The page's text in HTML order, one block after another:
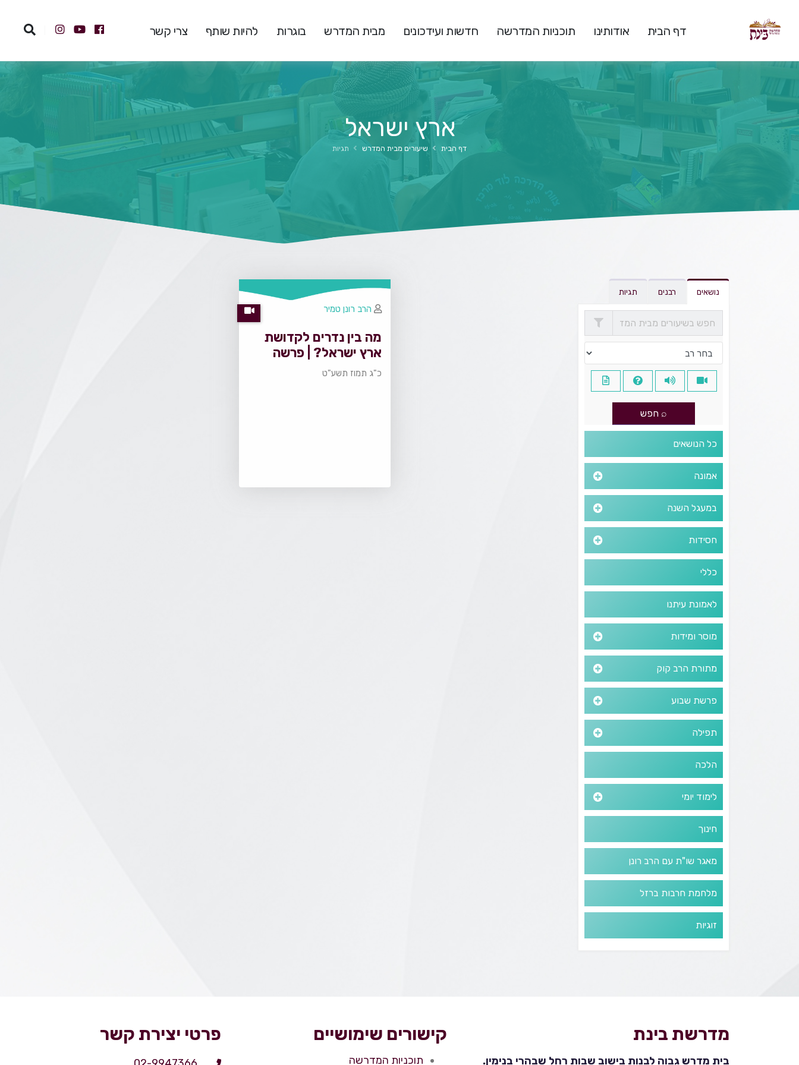
דף הבית אודותינו תוכניות המדרשה חדשות ועידכונים מבית המדרש בוגרות להיות שותף צרי קשר
ארץ ישראל
דף הבית שיעורים מבית המדרש תגיות
נושאים רבנים תגיות
כל הנושאים
אמונה
במעגל השנה
חסידות
כללי
לאמונת עיתנו
מוסר ומידות
מתורת הרב קוק
פרשת שבוע
תפילה
הלכה
לימוד יומי
חינוך
מאגר שו"ת עם הרב רונן
מלחמת חרבות ברזל
זוגיות
מה בין נדרים לקדושת
ארץ ישראל? | פרשה
בקטנה
כ"ג תמוז תשע"ט
הרב רונן טמיר
מדרשת בינת
בית מדרש גבוה לבנות בישוב שבות רחל שבהרי בנימין.
קישורים שימושיים
תוכניות המדרשה
פרטי יצירת קשר